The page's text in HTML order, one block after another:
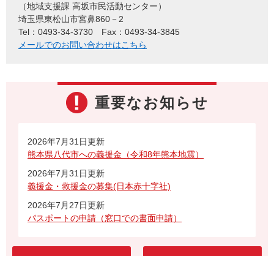
地域支援課 高坂市民活動センター
埼玉県東松山市宮鼻860－2
Tel：0493-34-3730
Fax：0493-34-3845
メールでのお問い合わせはこちら
重要なお知らせ
2026年7月31日更新
熊本県八代市への義援金（令和8年熊本地震）
2026年7月31日更新
義援金・救援金の募集(日本赤十字社)
2026年7月27日更新
パスポートの申請（窓口での書面申請）